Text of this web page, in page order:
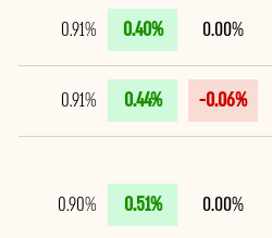
0.00%
0.40%
0.91%
-0.06%
0.44%
0.91%
0.00%
0.51%
0.90%